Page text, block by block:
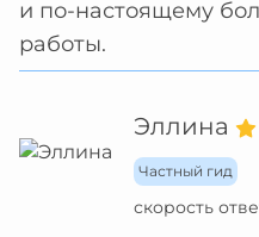
и по-настоящему
работы.
Эллина
Частный гид
скорость